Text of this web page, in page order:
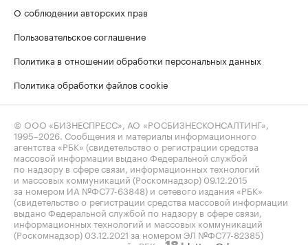
О соблюдении авторских прав
Пользовательское соглашение
Политика в отношении обработки персональных данных
Политика обработки файлов cookie
© ООО «БИЗНЕСПРЕСС», АО «РОСБИЗНЕСКОНСАЛТИНГ»,
1995–2026 . Сообщения и материалы информационного
агентства «РБК» (свидетельство о регистрации средства
массовой информации выдано Федеральной службой
по надзору в сфере связи, информационных технологий
и массовых коммуникаций (Роскомнадзор) 09.12.2015
за номером ИА №ФС77-63848) и сетевого издания «РБК»
(свидетельство о регистрации средства массовой информации
выдано Федеральной службой по надзору в сфере связи,
информационных технологий и массовых коммуникаций
(Роскомнадзор) 03.12.2021 за номером ЭЛ №ФС77-82385)